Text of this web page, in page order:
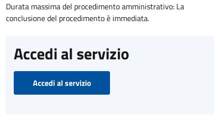
Durata massima del procedimento amministrativo: La
conclusione del procedimento è immediata.
Accedi al servizio
Accedi al servizio